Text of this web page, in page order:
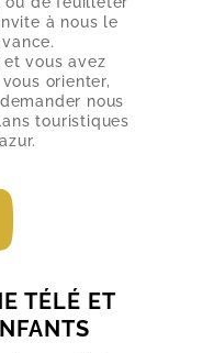
à nous le
vous avez
orienter,
nous
touristiques
TÉLÉ ET